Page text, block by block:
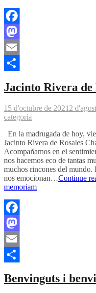
Facebook
Mastodon
Email
Jacinto Rivera de
15 d'octubre de 2021 2
categoría
En la madrugada de hoy,
Jacinto Rivera de Rosales
Acompañamos en el
nos hacemos eco de tantas
muchos rincones del mundo.
nos emocionan…Continue
memoriam
Facebook
Mastodon
Email
Benvinguts i